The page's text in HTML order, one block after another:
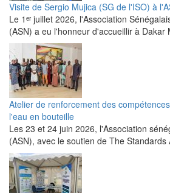
Visite de Sergio Mujica (SG de l'ISO) à
Le 1ᵉʳ juillet 2026, l'Association
(ASN) a eu l'honneur d'accueillir à Dakar
Atelier de renforcement des
l'eau en bouteille
Les 23 et 24 juin 2026, l'Association
(ASN), avec le soutien de The Standards